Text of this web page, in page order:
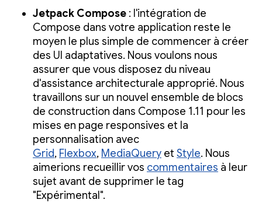
Jetpack Compose : l'intégration de
Compose dans votre application reste le
moyen le plus simple de commencer à créer
des UI adaptatives. Nous voulons nous
assurer que vous disposez du niveau
d'assistance architecturale approprié. Nous
travaillons sur un nouvel ensemble de blocs
de construction dans Compose 1.11 pour les
mises en page responsives et la
personnalisation avec
Grid, Flexbox, MediaQuery et Style. Nous
aimerions recueillir vos commentaires à leur
sujet avant de supprimer le tag
"Expérimental".